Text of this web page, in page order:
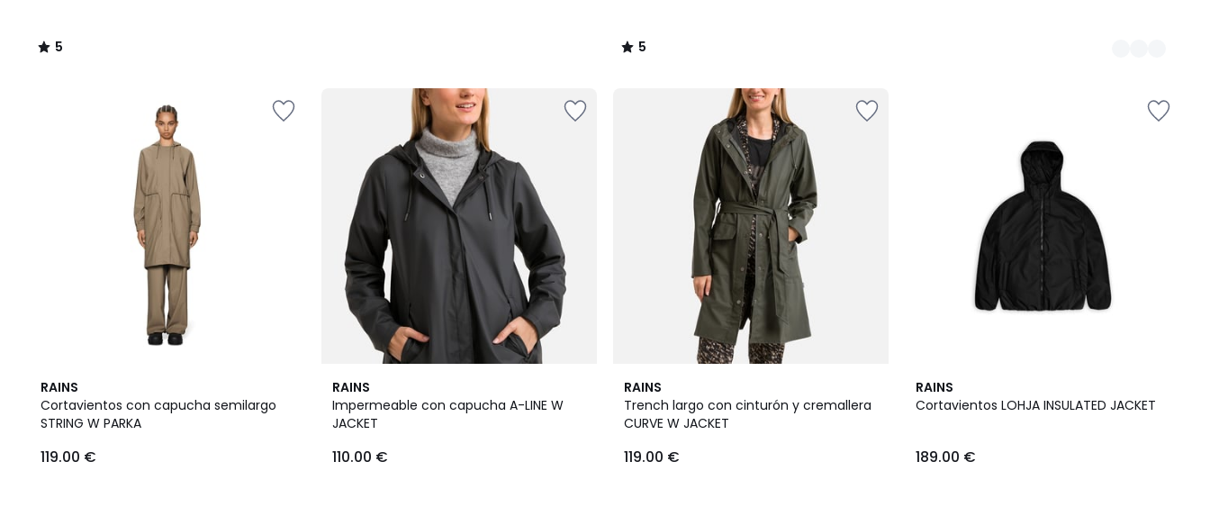
5
/
5
/
RAINS
Cortavientos con capucha semilargo
STRING W PARKA
119.00 €
RAINS
Impermeable con capucha A-LINE W
JACKET
110.00 €
5
/
5
RAINS
Trench largo con cinturón y cremallera
CURVE W JACKET
119.00 €
5
/
5
RAINS
Cortavientos LOHJA INSULATED JACKET
189.00 €